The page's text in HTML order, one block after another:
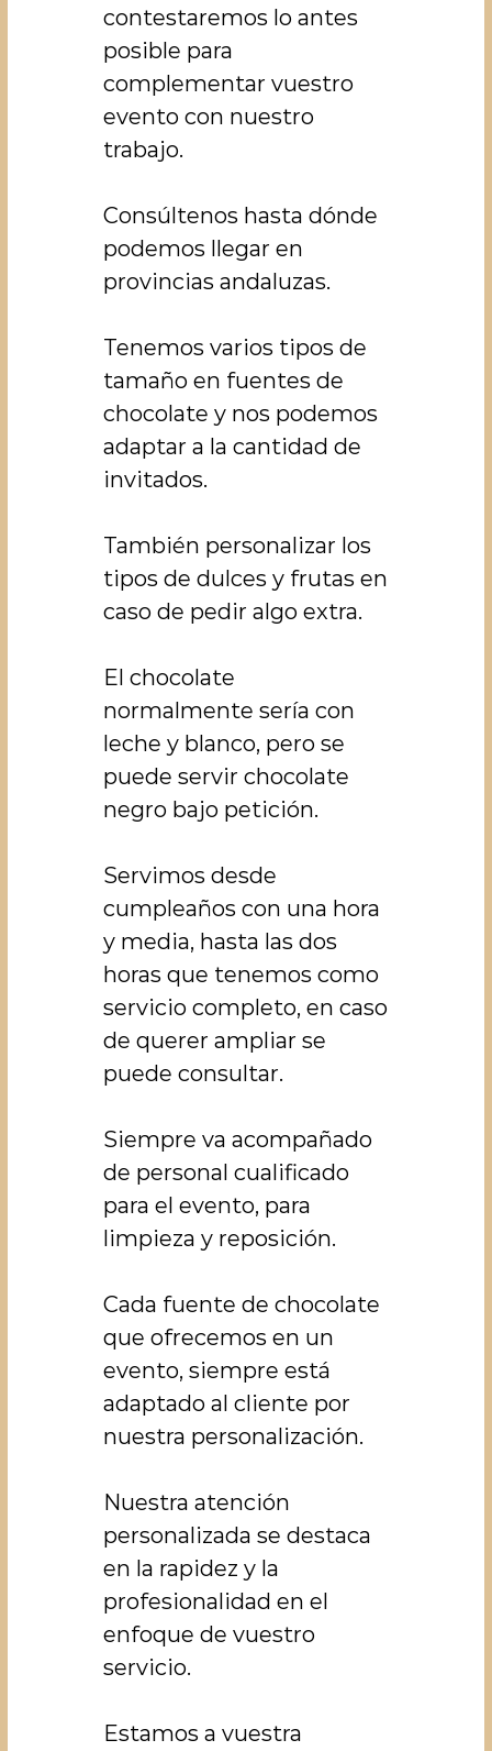
contestaremos lo antes
posible para
complementar vuestro
evento con nuestro
trabajo.
Consúltenos hasta dónde
podemos llegar en
provincias andaluzas.
Tenemos varios tipos de
tamaño en fuentes de
chocolate y nos podemos
adaptar a la cantidad de
invitados.
También personalizar los
tipos de dulces y frutas en
caso de pedir algo extra.
El chocolate
normalmente sería con
leche y blanco, pero se
puede servir chocolate
negro bajo petición.
Servimos desde
cumpleaños con una hora
y media, hasta las dos
horas que tenemos como
servicio completo, en caso
de querer ampliar se
puede consultar.
Siempre va acompañado
de personal cualificado
para el evento, para
limpieza y reposición.
Cada fuente de chocolate
que ofrecemos en un
evento, siempre está
adaptado al cliente por
nuestra personalización.
Nuestra atención
personalizada se destaca
en la rapidez y la
profesionalidad en el
enfoque de vuestro
servicio.
Estamos a vuestra